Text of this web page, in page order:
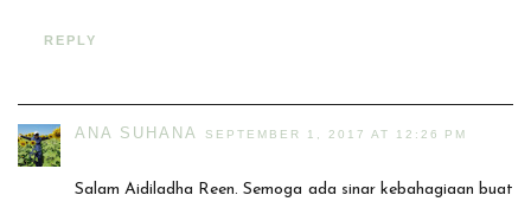
REPLY
ANA SUHANA SEPTEMBER 1, 2017 AT 12:26 PM
Salam Aidiladha Reen. Semoga ada sinar kebahagiaan buat